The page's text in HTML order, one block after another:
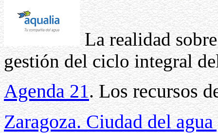
La realidad
gestión del ciclo integral
Agenda 21. Los recursos
Zaragoza. Ciudad del